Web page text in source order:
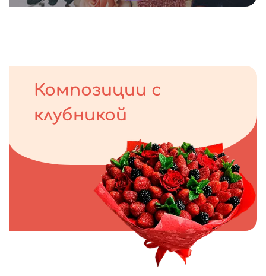
Композиции с
клубникой